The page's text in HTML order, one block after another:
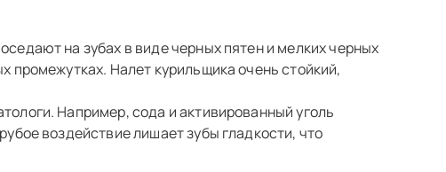
на зубах в виде черных пятен и мелких черных
промежутках. Налет курильщика очень стойкий,
Например, сода и активированный уголь
воздействие лишает зубы гладкости, что